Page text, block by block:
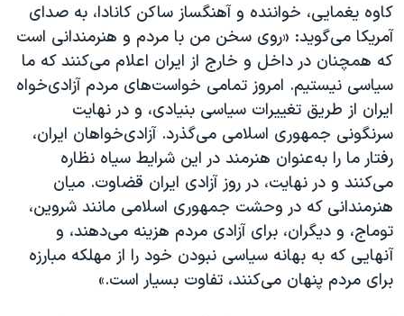
کاوه یغمایی، خواننده و آهنگساز ساکن کانادا، به صدای
آمریکا می‌گوید: «روی سخن من با مردم و هنرمندانی است
که همچنان در داخل و خارج از ایران اعلام می‌کنند که ما
سیاسی نیستیم. امروز تمامی خواست‌های مردم آزادی‌خواه
ایران از طریق تغییرات سیاسی بنیادی، و در نهایت
سرنگونی جمهوری اسلامی می‌گذرد. آزادی‌خواهان ایران،
رفتار ما را به‌عنوان هنرمند در این شرایط سیاه نظاره
می‌کنند و در نهایت، در روز آزادی ایران قضاوت. میان
هنرمندانی که در وحشت جمهوری اسلامی مانند شروین،
توماج، و دیگران، برای آزادی مردم هزینه می‌دهند، و
آنهایی که به بهانه سیاسی نبودن خود را از مهلکه مبارزه
برای مردم پنهان می‌کنند، تفاوت بسیار است.»